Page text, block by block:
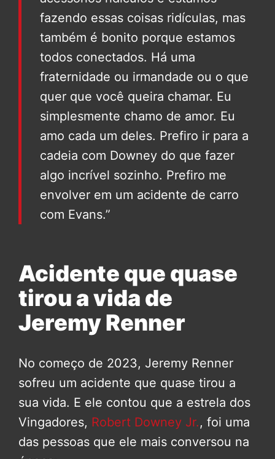
fazendo essas coisas ridículas, mas
também é bonito porque estamos
todos conectados. Há uma
fraternidade ou irmandade ou o que
quer que você queira chamar. Eu
simplesmente chamo de amor. Eu
amo cada um deles. Prefiro ir para a
cadeia com Downey do que fazer
algo incrível sozinho. Prefiro me
envolver em um acidente de carro
com Evans.”
Acidente que quase
tirou a vida de
Jeremy Renner
No começo de 2023, Jeremy Renner
sofreu um acidente que quase tirou a
sua vida. E ele contou que a estrela dos
Vingadores, Robert Downey Jr., foi uma
das pessoas que ele mais conversou na